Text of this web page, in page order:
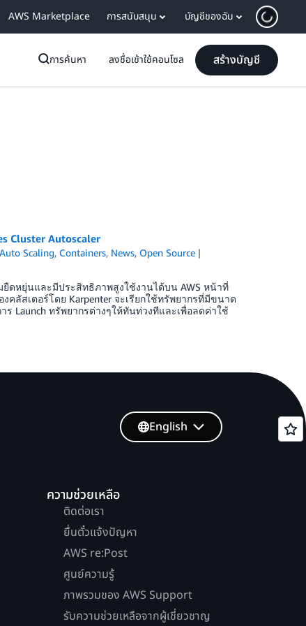
AWS Marketplace การสนับสนุน บัญชีของฉัน
การค้นหา ลงชื่อเข้าใช้คอนโซล สร้างบัญชี
Cluster Autoscaler
Auto Scaling, Containers, News, Open Source
ดหยุ่นและมีประสิทธิภาพสูงใช้งานได้บน AWS หน้าที่
ลัสเตอร์โดย Karpenter จะเรียกใช้ทรัพยากรที่มีขนาด
Launch ทรัพยากรต่างๆให้ทันท่วงทีและเพื่อลดค่าใช้
ความช่วยเหลือ
ติดต่อเรา
ยื่นตั๋วแจ้งปัญหา
AWS re:Post
ศูนย์ความรู้
ภาพรวมของ AWS Support
รับความช่วยเหลือจากผู้เชี่ยวชาญ
English